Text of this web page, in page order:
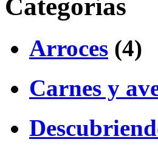
Categorías
Arroces (4)
Carnes y